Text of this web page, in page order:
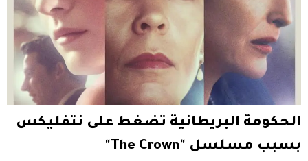
الحكومة البريطانية تضغط على نتفليكس
بسبب مسلسل "The Crown"